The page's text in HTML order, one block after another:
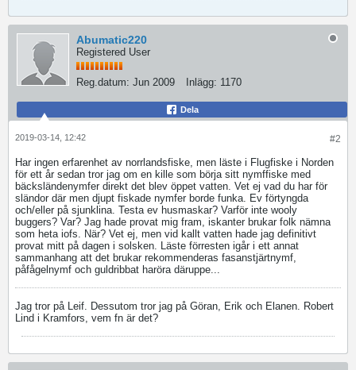
Abumatic220
Registered User
Reg.datum: Jun 2009 Inlägg: 1170
Dela
#2
2019-03-14, 12:42
Har ingen erfarenhet av norrlandsfiske, men läste i Flugfiske i Norden
för ett år sedan tror jag om en kille som börja sitt nymffiske med
bäcksländenymfer direkt det blev öppet vatten. Vet ej vad du har för
sländor där men djupt fiskade nymfer borde funka. Ev förtyngda
och/eller på sjunklina. Testa ev husmaskar? Varför inte wooly
buggers? Var? Jag hade provat mig fram, iskanter brukar folk nämna
som heta iofs. När? Vet ej, men vid kallt vatten hade jag definitivt
provat mitt på dagen i solsken. Läste förresten igår i ett annat
sammanhang att det brukar rekommenderas fasanstjärtnymf,
påfågelnymf och guldribbat haröra däruppe...
Jag tror på Leif. Dessutom tror jag på Göran, Erik och Elanen. Robert
Lind i Kramfors, vem fn är det?